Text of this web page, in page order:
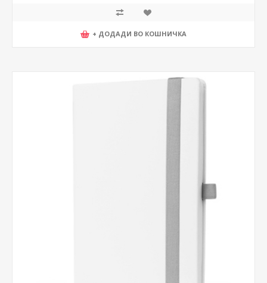
+ ДОДАДИ ВО КОШНИЧКА